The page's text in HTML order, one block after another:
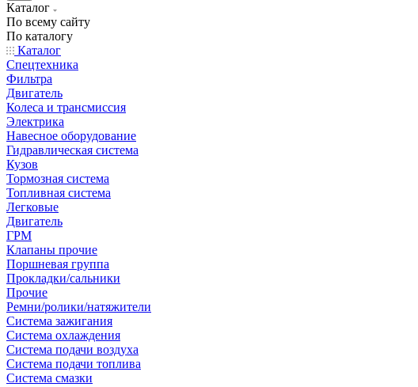
Каталог
По всему сайту
По каталогу
Каталог
Спецтехника
Фильтра
Двигатель
Колеса и трансмиссия
Электрика
Навесное оборудование
Гидравлическая система
Кузов
Тормозная система
Топливная система
Легковые
Двигатель
ГРМ
Клапаны прочие
Поршневая группа
Прокладки/сальники
Прочие
Ремни/ролики/натяжители
Система зажигания
Система охлаждения
Система подачи воздуха
Система подачи топлива
Система смазки